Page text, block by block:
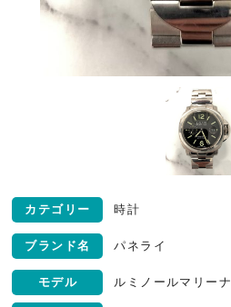
カテゴリー 時計
ブランド名 パネライ
モデル ルミノールマリーナ